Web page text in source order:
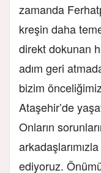
zamanda
kreşin daha
direkt dokunan
adım geri
bizim
Ataşehir’de
Onların
ediyoruz.